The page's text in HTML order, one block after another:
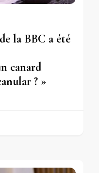
la BBC a été
canard
? »